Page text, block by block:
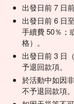
出發日前 7 日
出發日前 6 日
手續費 50％；
格）。
出發日前 3 日
予退回款項。
於活動中如因
不予退回款項。